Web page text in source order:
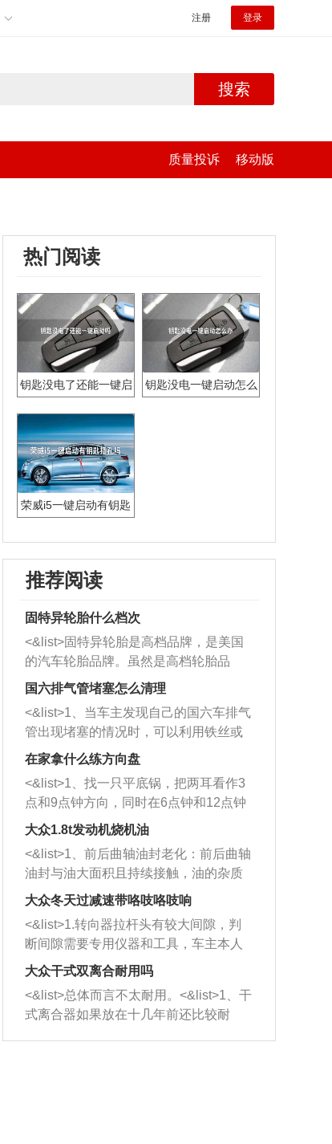
注册 登录
搜索
质量投诉 移动版
热门阅读
钥匙没电了还能一键启
钥匙没电一键启动怎么
荣威i5一键启动有钥匙
推荐阅读
固特异轮胎什么档次
<&list>固特异轮胎是高档品牌，是美国
的汽车轮胎品牌。虽然是高档轮胎品
牌，但是中高低端的轮胎都有生产，这
也是为了更好的开拓市场。
国六排气管堵塞怎么清理
<&list>1、当车主发现自己的国六车排气
管出现堵塞的情况时，可以利用铁丝或
者是细棍，直接将杂物给取出来，如果
堵塞情况比较严重，也可以采取应急措
施。 <&list>2、直接利用木棍将所有的
杂物推到排气管里面的位置处，然后将
三元催化器拆解开，就可以将堵塞的东
西取出来。但如果是因为积碳过多引起
的堵塞，就需要将三元催化器泡在草酸
洗剂对堵塞的情况得到解决，将清洗剂
放在燃油箱中，与燃油混合后，车辆启
动时，就可以和汽油一起进入到燃烧
室，最后形成废气排出，就可以让三元
催化器得到清洗，排气管堵塞的情况就
能够得到解决。
在家拿什么练方向盘
<&list>1、找一只平底锅，把两耳看作3
点和9点钟方向，同时在6点钟和12点钟
方向做一个标记。 <&list>2、双手握住
一圈半的练习，往右同样也要打相同的
圈数。 <&list>3、最后强调要反复练
习，这样就可以形成肌肉记忆，在真实
驾驶车辆时，不需要记忆也能打好方
向。
大众1.8t发动机烧机油
<&list>1、前后曲轴油封老化：前后曲轴
油封与油大面积且持续接触，油的杂质
和发动机内持续温度变化使其密封效果
逐渐减弱，导致渗油或漏油。<&list>2、
活塞间隙过大：积碳会使活塞环与缸体
的间隙扩大，导致机油流入燃烧室中，
造成烧机油。<&list>3、机油粘度。使用
机油粘度过小的话，同样会有烧机油现
象，机油粘度过小具有很好的流动性，
大众冬天过减速带咯吱咯吱响
<&list>1.转向器拉杆头有较大间隙，判
断间隙需要专用仪器和工具，车主本人
无法制作，需要将车辆送到修理厂或4s
店；<&list>2.车辆半轴套管防尘罩破
裂，破裂后会出现漏油现象，使半轴磨
损严重，磨损的半轴容易损坏，产生异
响；<&list>3.稳定器的转向胶套和球头
大众干式双离合耐用吗
<&list>总体而言不太耐用。<&list>1、干
式离合器如果放在十几年前还比较耐